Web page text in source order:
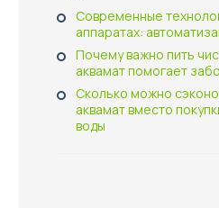
Современные
аппаратах:
Почему важно пить
аквамат помогает
Сколько можно
аквамат вместо
воды